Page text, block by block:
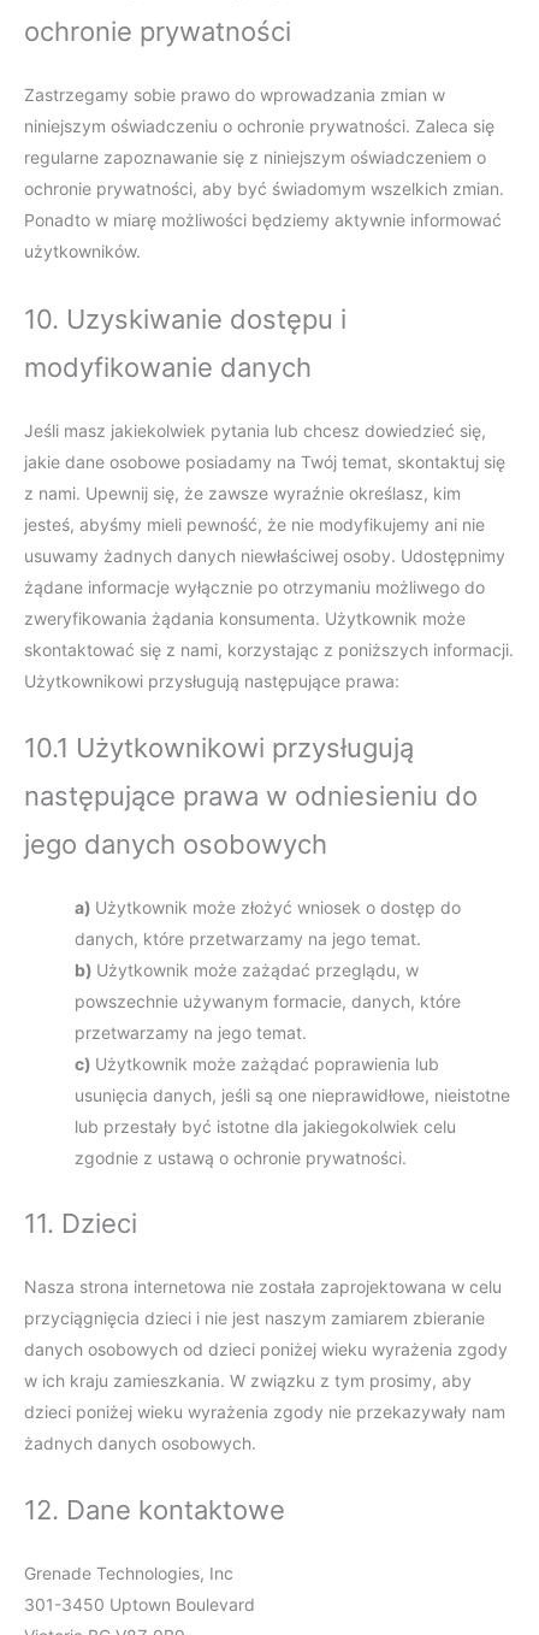
ochronie prywatności
Zastrzegamy sobie prawo do wprowadzania zmian w
niniejszym oświadczeniu o ochronie prywatności. Zaleca się
regularne zapoznawanie się z niniejszym oświadczeniem o
ochronie prywatności, aby być świadomym wszelkich zmian.
Ponadto w miarę możliwości będziemy aktywnie informować
użytkowników.
10. Uzyskiwanie dostępu i
modyfikowanie danych
Jeśli masz jakiekolwiek pytania lub chcesz dowiedzieć się,
jakie dane osobowe posiadamy na Twój temat, skontaktuj się
z nami. Upewnij się, że zawsze wyraźnie określasz, kim
jesteś, abyśmy mieli pewność, że nie modyfikujemy ani nie
usuwamy żadnych danych niewłaściwej osoby. Udostępnimy
żądane informacje wyłącznie po otrzymaniu możliwego do
zweryfikowania żądania konsumenta. Użytkownik może
skontaktować się z nami, korzystając z poniższych informacji.
Użytkownikowi przysługują następujące prawa:
10.1 Użytkownikowi przysługują
następujące prawa w odniesieniu do
jego danych osobowych
Użytkownik może złożyć wniosek o dostęp do
danych, które przetwarzamy na jego temat.
Użytkownik może zażądać przeglądu, w
powszechnie używanym formacie, danych, które
przetwarzamy na jego temat.
Użytkownik może zażądać poprawienia lub
usunięcia danych, jeśli są one nieprawidłowe, nieistotne
lub przestały być istotne dla jakiegokolwiek celu
zgodnie z ustawą o ochronie prywatności.
11. Dzieci
Nasza strona internetowa nie została zaprojektowana w celu
przyciągnięcia dzieci i nie jest naszym zamiarem zbieranie
danych osobowych od dzieci poniżej wieku wyrażenia zgody
w ich kraju zamieszkania. W związku z tym prosimy, aby
dzieci poniżej wieku wyrażenia zgody nie przekazywały nam
żadnych danych osobowych.
12. Dane kontaktowe
Grenade Technologies, Inc
301-3450 Uptown Boulevard